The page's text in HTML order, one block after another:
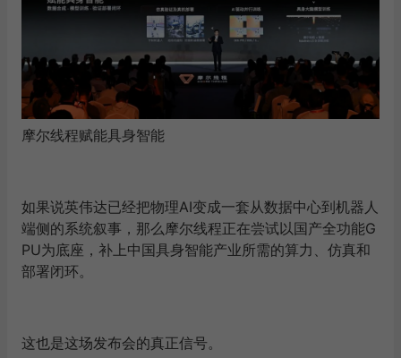
摩尔线程赋能具身智能
如果说英伟达已经把物理AI变成一套从数据中心到机器人
端侧的系统叙事，那么摩尔线程正在尝试以国产全功能G
PU为底座，补上中国具身智能产业所需的算力、仿真和
部署闭环。
这也是这场发布会的真正信号。